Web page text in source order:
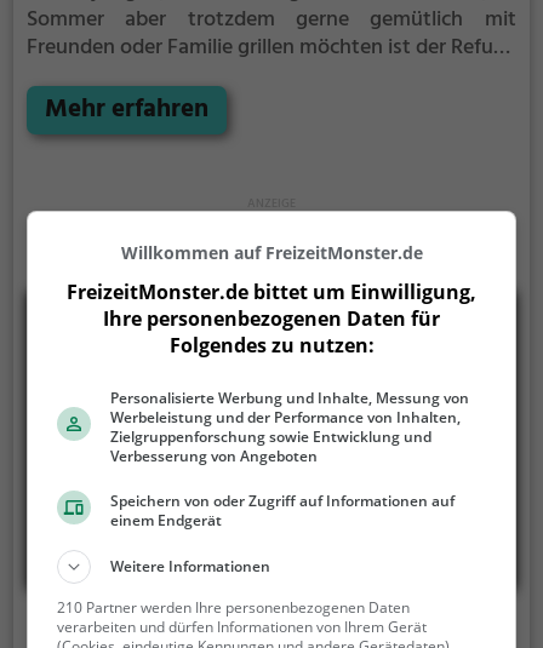
Sommer aber trotzdem gerne gemütlich mit
Freunden oder Familie grillen möchten ist der Refuge
Mehr erfahren
Grillplatz Lausanne
Willkommen auf FreizeitMonster.de
FreizeitMonster.de bittet um Einwilligung,
Ihre personenbezogenen Daten für
Folgendes zu nutzen:
Personalisierte Werbung und Inhalte, Messung von
Werbeleistung und der Performance von Inhalten,
Zielgruppenforschung sowie Entwicklung und
Verbesserung von Angeboten
Speichern von oder Zugriff auf Informationen auf
einem Endgerät
Weitere Informationen
210 Partner werden Ihre personenbezogenen Daten
verarbeiten und dürfen Informationen von Ihrem Gerät